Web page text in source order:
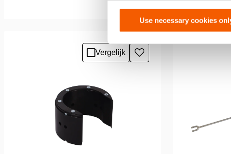
Use necessary cookies
De stapelringen worden gebruikt om
de last of het voertuig mechanisch te
vergrendelen, zodat operators veilig
onder een geheven last …
De
de last of
onder een
Vergelijk
Toevoegen
aan